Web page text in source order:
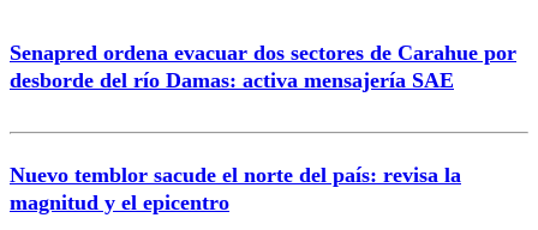
Correo
Senapred ordena evacuar dos sectores de Carahue por
desborde del río Damas: activa mensajería SAE
Nuevo temblor sacude el norte del país: revisa la
magnitud y el epicentro